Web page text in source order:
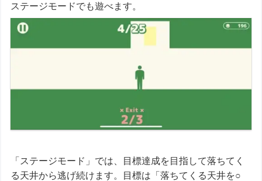
ステージモードでも遊べます。
「ステージモード」では、目標達成を目指して落ちてく
る天井から逃げ続けます。目標は「落ちてくる天井を○